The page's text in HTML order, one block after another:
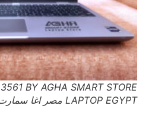
BY AGHA SMART STORE
LAPTOP EGYPT مصر اغا سمارت ستور لابتوب